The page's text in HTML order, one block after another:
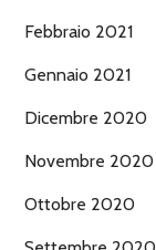
Febbraio 2021
Gennaio 2021
Dicembre 2020
Novembre 2020
Ottobre 2020